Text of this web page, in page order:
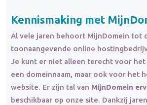
Kennismaking met
Al vele jaren behoort MijnDomein tot
toonaangevende online
Je kunt er niet alleen terecht voor het
een domeinnaam, maar ook voor het
website. Er zijn tal van MijnDomein
beschikbaar op onze site. Dankzij